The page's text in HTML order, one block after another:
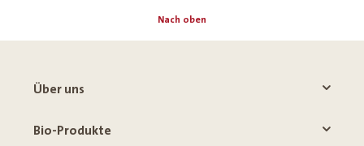
Nach oben
Über uns
Bio-Produkte